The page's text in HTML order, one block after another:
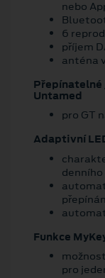
nebo
6
příjem
anténa
Přepínatelné
Untamed
pro GT
Adaptivní
Funkce
pro